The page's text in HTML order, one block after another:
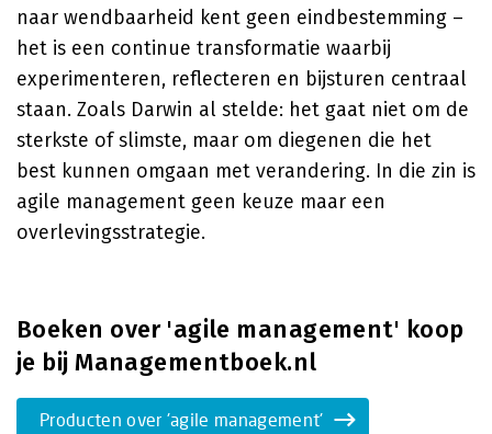
naar wendbaarheid kent geen eindbestemming –
het is een continue transformatie waarbij
experimenteren, reflecteren en bijsturen centraal
staan. Zoals Darwin al stelde: het gaat niet om de
sterkste of slimste, maar om diegenen die het
best kunnen omgaan met verandering. In die zin is
agile management geen keuze maar een
overlevingsstrategie.
Boeken over 'agile management' koop
je bij Managementboek.nl
Producten over 'agile management'